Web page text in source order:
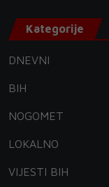
Kategorije
DNEVNI
BIH
NOGOMET
LOKALNO
VIJESTI BIH